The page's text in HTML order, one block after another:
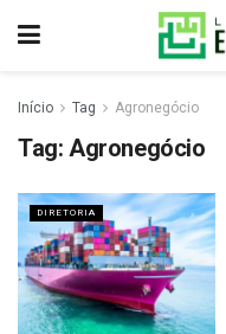
Início Tag Agronegócio
Tag: Agronegócio
DIRETORIA